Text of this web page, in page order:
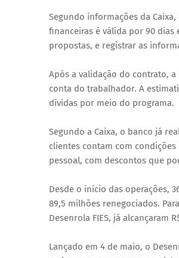
Segundo informações da
financeiras é válida por 90 dias
propostas, e registrar as
Após a validação do contrato,
conta do trabalhador. A
dívidas por meio do programa.
Segundo a Caixa, o banco já
clientes contam com
pessoal, com descontos que
Desde o início das operações,
89,5 milhões renegociados.
Desenrola FIES, já alcançaram
Lançado em 4 de maio, o